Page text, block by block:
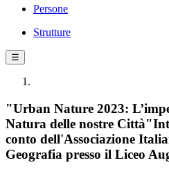
Persone
Strutture
☰
"Urban Nature 2023:
Natura delle nostre
conto dell'Associazione
Geografia presso il Liceo